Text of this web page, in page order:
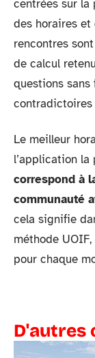
centrées sur la
des horaires et
rencontres
de calcul
questions
contradictoires
Le meilleur
l’application la
correspond à
communauté
cela signifie
méthode
pour chaque
D'autres